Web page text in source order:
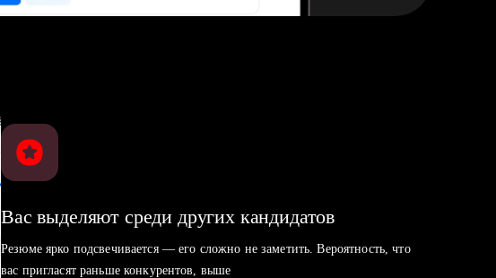
Вас выделяют среди других кандидатов
Резюме ярко подсвечивается — его сложно не заметить. Вероятность, что
вас пригласят раньше конкурентов, выше